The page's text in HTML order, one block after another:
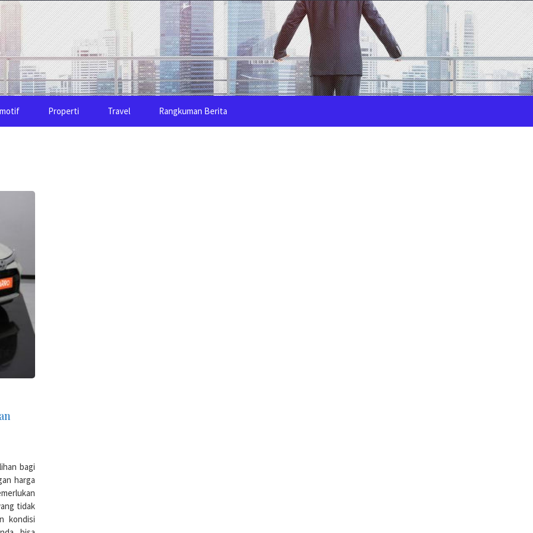
Properti Travel Rangkuman Berita
bagi
harga
tidak
kondisi